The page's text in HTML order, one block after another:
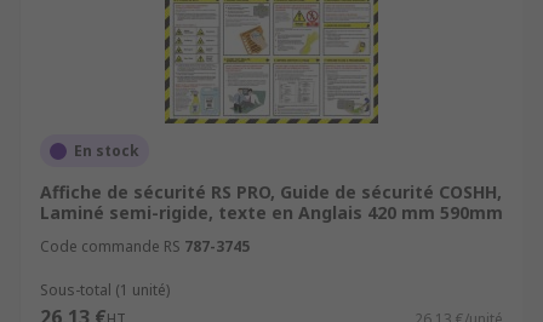
En stock
Affiche de sécurité RS PRO, Guide de sécurité COSHH,
Laminé semi-rigide, texte en Anglais 420 mm 590mm
Code commande RS 787-3745
Sous-total (1 unité)